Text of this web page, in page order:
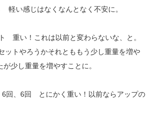
軽い感じはなくなんとなく不安に。
重い！これは以前と変わらないな、と。
ットやろうかそれとももう少し重量を増や
少し重量を増やすことに。
6回、6回 とにかく重い！以前ならアップの